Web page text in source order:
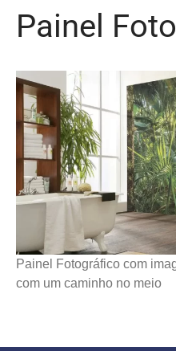
Painel
Painel Fotográfico com
com um caminho no meio